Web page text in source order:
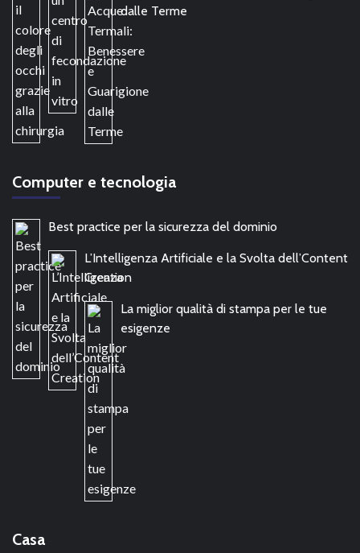
dalle Terme
Computer e tecnologia
Best practice per la sicurezza del dominio
L’Intelligenza Artificiale e la Svolta dell’Content
Creation
La miglior qualità di stampa per le tue
esigenze
Casa